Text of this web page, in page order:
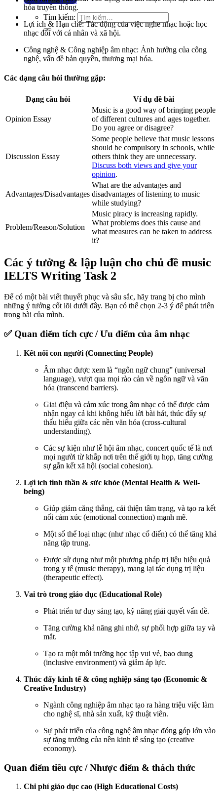
Tìm kiếm:
hóa truyền thống.
Lợi ích & Hạn chế: Tác động của việc nghe nhạc hoặc học
nhạc đối với cá nhân và xã hội.
Công nghệ & Công nghiệp âm nhạc: Ảnh hưởng của công
nghệ, vấn đề bản quyền, thương mại hóa.
Các dạng câu hỏi thường gặp:
Dạng câu hỏi Ví dụ đề bài
Opinion Essay
Music is a good way of bringing people
of different cultures and ages together.
Do you agree or disagree?
Discussion Essay
Some people believe that music lessons
should be compulsory in schools, while
others think they are unnecessary.
Discuss both views and give your
opinion.
Advantages/Disadvantages
What are the advantages and
disadvantages of listening to music
while studying?
Problem/Reason/Solution
Music piracy is increasing rapidly.
What problems does this cause and
what measures can be taken to address
it?
Các ý tưởng & lập luận cho chủ đề music
IELTS Writing Task 2
Để có một bài viết thuyết phục và sâu sắc, hãy trang bị cho mình
những ý tưởng cốt lõi dưới đây. Bạn có thể chọn 2-3 ý để phát triển
trong bài của mình.
✅ Quan điểm tích cực / Ưu điểm của âm nhạc
Kết nối con người (Connecting People)
Âm nhạc được xem là “ngôn ngữ chung” (universal
language), vượt qua mọi rào cản về ngôn ngữ và văn
hóa (transcend barriers).
Giai điệu và cảm xúc trong âm nhạc có thể được cảm
nhận ngay cả khi không hiểu lời bài hát, thúc đẩy sự
thấu hiểu giữa các nền văn hóa (cross-cultural
understanding).
Các sự kiện như lễ hội âm nhạc, concert quốc tế là nơi
mọi người từ khắp nơi trên thế giới tụ họp, tăng cường
sự gắn kết xã hội (social cohesion).
Lợi ích tinh thần & sức khỏe (Mental Health & Well-
being)
Giúp giảm căng thẳng, cải thiện tâm trạng, và tạo ra kết
nối cảm xúc (emotional connection) mạnh mẽ.
Một số thể loại nhạc (như nhạc cổ điển) có thể tăng khả
năng tập trung.
Được sử dụng như một phương pháp trị liệu hiệu quả
trong y tế (music therapy), mang lại tác dụng trị liệu
(therapeutic effect).
Vai trò trong giáo dục (Educational Role)
Phát triển tư duy sáng tạo, kỹ năng giải quyết vấn đề.
Tăng cường khả năng ghi nhớ, sự phối hợp giữa tay và
mắt.
Tạo ra một môi trường học tập vui vẻ, bao dung
(inclusive environment) và giảm áp lực.
Thúc đẩy kinh tế & công nghiệp sáng tạo (Economic &
Creative Industry)
Ngành công nghiệp âm nhạc tạo ra hàng triệu việc làm
cho nghệ sĩ, nhà sản xuất, kỹ thuật viên.
Sự phát triển của công nghệ âm nhạc đóng góp lớn vào
sự tăng trưởng của nền kinh tế sáng tạo (creative
economy).
Quan điểm tiêu cực / Nhược điểm & thách thức
Chi phí giáo dục cao (High Educational Costs)